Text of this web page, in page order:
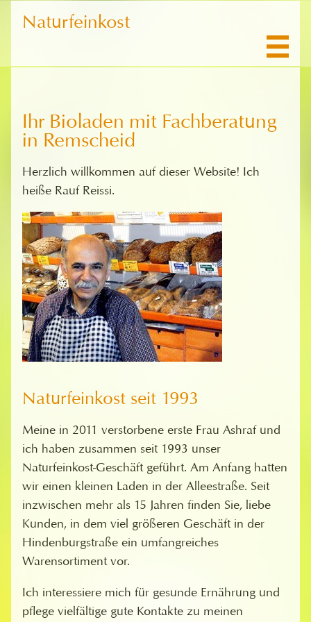
Naturfeinkost
Ihr Bioladen mit Fachberatung
in Remscheid
Herzlich willkommen auf dieser Website! Ich
heiße Rauf Reissi.
Naturfeinkost seit 1993
Meine in 2011 verstorbene erste Frau Ashraf und
ich haben zusammen seit 1993 unser
Naturfeinkost-Geschäft geführt. Am Anfang hatten
wir einen kleinen Laden in der Alleestraße. Seit
inzwischen mehr als 15 Jahren finden Sie, liebe
Kunden, in dem viel größeren Geschäft in der
Hindenburgstraße ein umfangreiches
Warensortiment vor.
Ich interessiere mich für gesunde Ernährung und
pflege vielfältige gute Kontakte zu meinen